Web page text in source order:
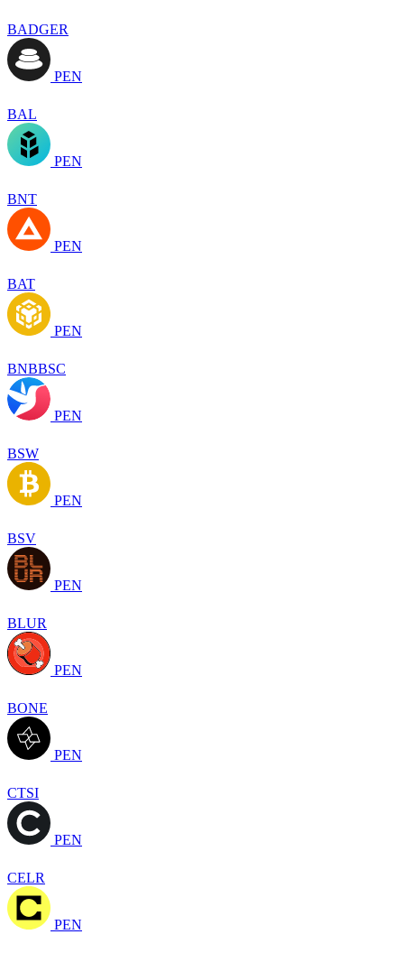
BADGER
PEN
BAL
PEN
BNT
PEN
BAT
PEN
BNBBSC
PEN
BSW
PEN
BSV
PEN
BLUR
PEN
BONE
PEN
CTSI
PEN
CELR
PEN